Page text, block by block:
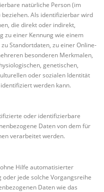
natürliche Person (im
beziehen. Als identifizierbar wird
die direkt oder indirekt,
zu einer Kennung wie einem
Standortdaten, zu einer Online-
besonderen Merkmalen,
genetischen,
oder sozialen Identität
werden kann.
oder identifizierbare
Daten von dem für
verarbeitet werden.
Hilfe automatisierter
jede solche Vorgangsreihe
Daten wie das